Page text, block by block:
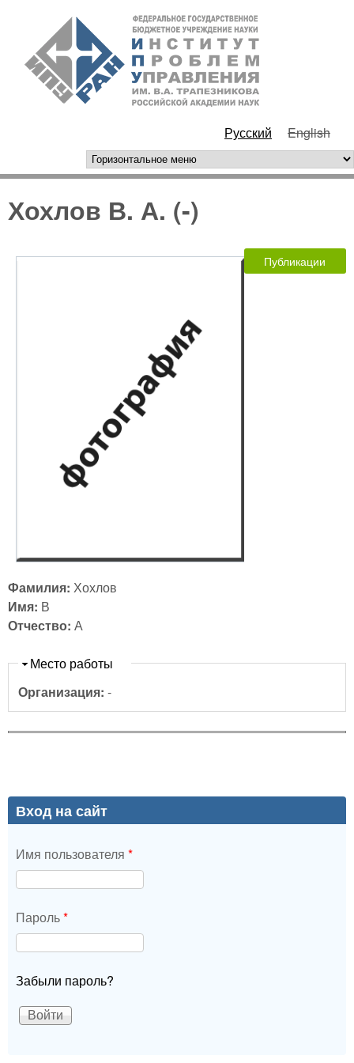
Перейти к основному
содержанию
РАН
Русский English
горизонтальное меню
Хохлов В. А. (-)
Публикации
Фамилия: Хохлов
Имя: В
Отчество: А
Скрыть
Место работы
Организация: -
Вход на сайт
Имя пользователя *
Пароль*
Забыли пароль?